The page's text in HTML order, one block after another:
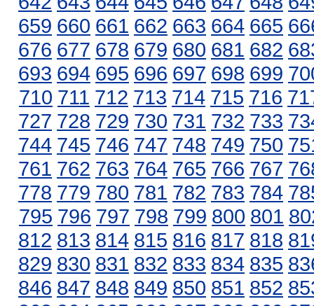
659 660 661 662 663 664 665
676 677 678 679 680 681 682
693 694 695 696 697 698 699
710 711 712 713 714 715 716
727 728 729 730 731 732 733
744 745 746 747 748 749 750
761 762 763 764 765 766 767
778 779 780 781 782 783 784
795 796 797 798 799 800 801
812 813 814 815 816 817 818
829 830 831 832 833 834 835
846 847 848 849 850 851 852